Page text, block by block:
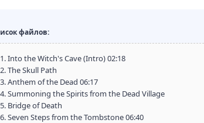
файлов:
1. Into the Witch's Cave (Intro) 02:18
2. The Skull Path
3. Anthem of the Dead 06:17
4. Summoning the Spirits from the Dead Village
5. Bridge of Death
6. Seven Steps from the Tombstone 06:40